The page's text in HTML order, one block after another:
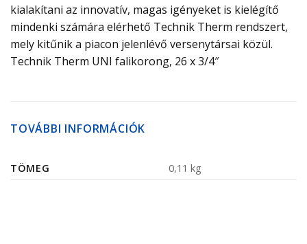
kialakítani az innovatív, magas igényeket is kielégítő
mindenki számára elérhető Technik Therm rendszert,
mely kitűnik a piacon jelenlévő versenytársai közül.
Technik Therm UNI falikorong, 26 x 3/4″
TOVÁBBI INFORMÁCIÓK
TÖMEG 0,11 kg